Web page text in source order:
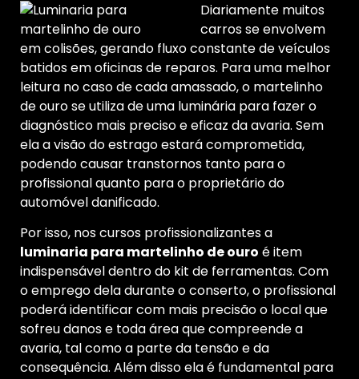
Diariamente muitos
carros se envolvem
em colisões, gerando fluxo constante de veículos
batidos em oficinas de reparos. Para uma melhor
leitura no caso de cada amassado, o martelinho
de ouro se utiliza de uma luminária para fazer o
diagnóstico mais preciso e eficaz da avaria. Sem
ela a visão do estrago estará comprometida,
podendo causar transtornos tanto para o
profissional quanto para o proprietário do
automóvel danificado.
Por isso, nos cursos profissionalizantes a
luminaria para martelinho de ouro é item
indispensável dentro do kit de ferramentas. Com
o emprego dela durante o conserto, o profissional
poderá identificar com mais precisão o local que
sofreu danos e toda área que compreende a
avaria, tal como a parte da tensão e da
consequência. Além disso ela é fundamental para